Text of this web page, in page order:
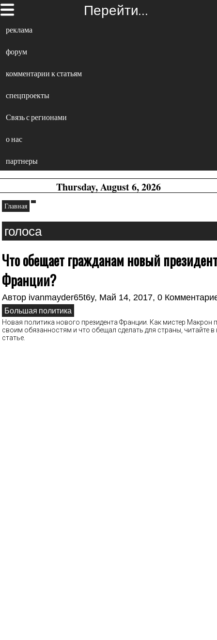
Перейти…
реклама
форум
комментарии к статьям
спецпроекты
Связь с регионами
о нас
партнеры
Thursday, August 6, 2026
Главная
голоса
Что обещает гражданам новый
Франции?
Автор ivanmayder65t6y, Май 14, 2017, 0
Большая политика
Новая политика нового президента Франции. Как мистер Макрон
своим обязанностям и что обещал сделать для страны, читайте
статье.